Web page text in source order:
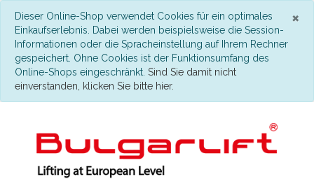
×
Dieser Online-Shop verwendet Cookies für ein optimales
Einkaufserlebnis. Dabei werden beispielsweise die Session-
Informationen oder die Spracheinstellung auf Ihrem Rechner
gespeichert. Ohne Cookies ist der Funktionsumfang des
Online-Shops eingeschränkt. Sind Sie damit nicht
einverstanden, klicken Sie bitte hier.